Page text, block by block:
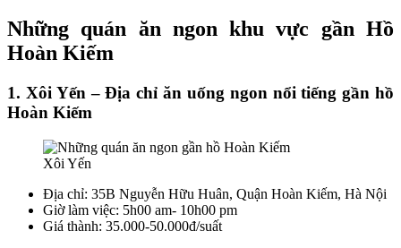
Những quán ăn ngon khu vực gần Hồ
Hoàn Kiếm
1. Xôi Yến – Địa chỉ ăn uống ngon nổi tiếng gần hồ
Hoàn Kiếm
Xôi Yến
Địa chỉ: 35B Nguyễn Hữu Huân, Quận Hoàn Kiếm, Hà Nội
Giờ làm việc: 5h00 am- 10h00 pm
Giá thành: 35.000-50.000đ/suất